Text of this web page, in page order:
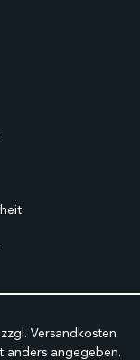
Versandkosten
anders angegeben.